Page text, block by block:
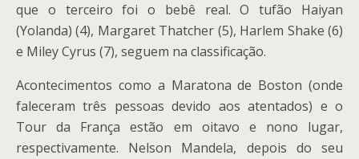
que o terceiro foi o bebê real. O tufão Haiyan
(Yolanda) (4), Margaret Thatcher (5), Harlem Shake (6)
e Miley Cyrus (7), seguem na classificação.
Acontecimentos como a Maratona de Boston (onde
faleceram três pessoas devido aos atentados) e o
Tour da França estão em oitavo e nono lugar,
respectivamente. Nelson Mandela, depois do seu